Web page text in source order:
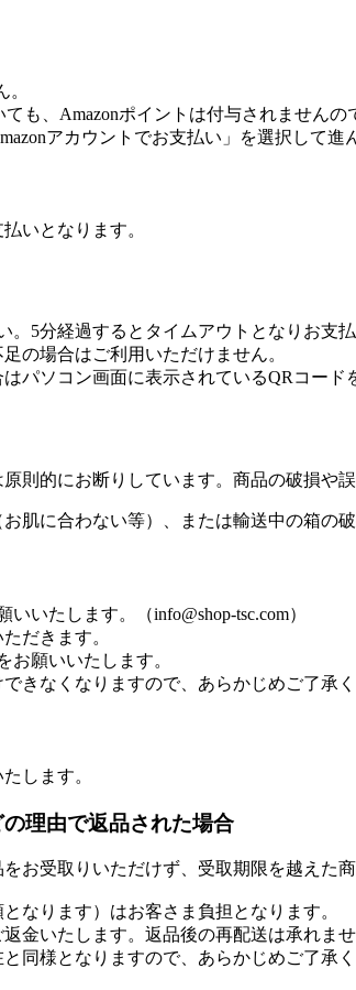
も、Amazonポイントは付与されませんの
アカウントでお支払い」を選択して
いとなります。
5分経過するとタイムアウトとなりお支払
の場合はご利用いただけません。
パソコン画面に表示されているQRコード
則的にお断りしています。商品の破損や
肌に合わない等）、または輸送中の箱の
いたします。（info@shop-tsc.com）
だきます。
お願いいたします。
きなくなりますので、あらかじめご了承
します。
理由で返品された場合
お受取りいただけず、受取期限を越えた商
なります）はお客さま負担となります。
金いたします。返品後の再配送は承れませ
同様となりますので、あらかじめご了承く